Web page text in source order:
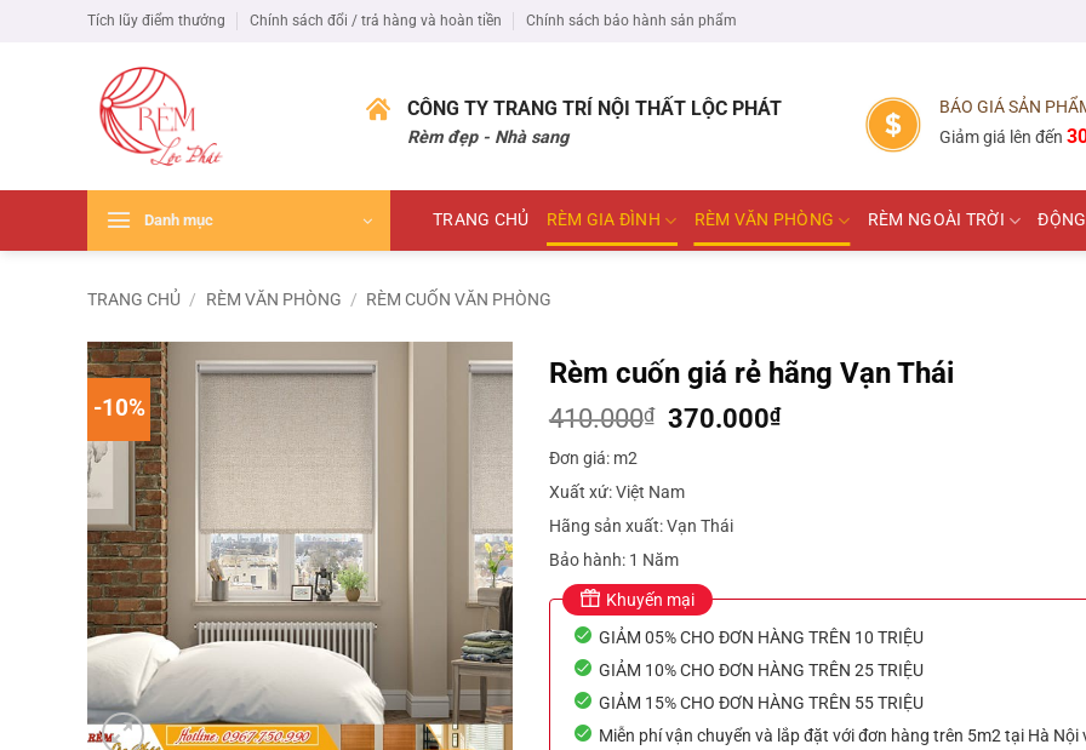
Tích lũy điểm thưởng Chính sách đổi / trả hàng và hoàn tiền Chính sách bảo hành sản phẩm
CÔNG TY TRANG TRÍ NỘI THẤT LỘC PHÁT
Rèm đẹp - Nhà sang
BÁO GIÁ SẢN
Giảm giá lên đến
Danh mục TRANG CHỦ RÈM GIA ĐÌNH RÈM VĂN PHÒNG RÈM NGOÀI TRỜI
TRANG CHỦ / RÈM VĂN PHÒNG / RÈM CUỐN VĂN PHÒNG
-10%
Rèm cuốn giá rẻ hãng Vạn Thái
410.000₫ Giá
410.000₫.
370.000₫Giá
Đơn giá: m2
Xuất xứ: Việt Nam
Hãng sản xuất: Vạn Thái
Bảo hành: 1 Năm
Khuyến mại
GIẢM 05% CHO ĐƠN HÀNG TRÊN 10 TRIỆU
GIẢM 10% CHO ĐƠN HÀNG TRÊN 25 TRIỆU
GIẢM 15% CHO ĐƠN HÀNG TRÊN 55 TRIỆU
Miễn phí vận chuyển và lắp đặt với đơn hàng trên 5m2 tại Hà Nội